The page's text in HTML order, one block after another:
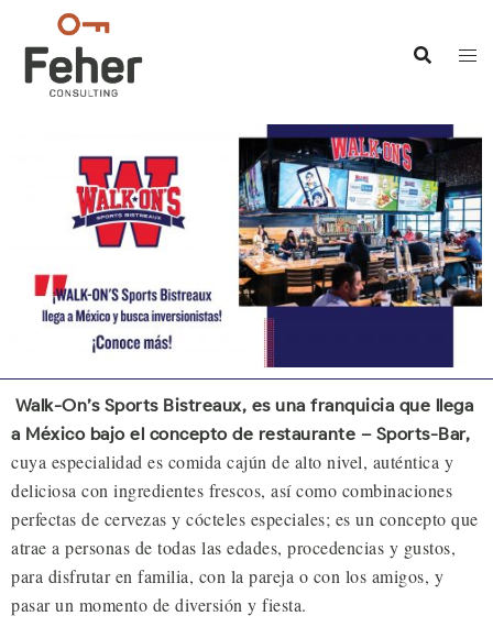
Walk-On’s Sports Bistreaux, es una franquicia que llega
a México bajo el concepto de restaurante – Sports-Bar,
cuya especialidad es comida cajún de alto nivel, auténtica y
deliciosa con ingredientes frescos, así como combinaciones
perfectas de cervezas y cócteles especiales; es un concepto que
atrae a personas de todas las edades, procedencias y gustos,
para disfrutar en familia, con la pareja o con los amigos, y
pasar un momento de diversión y fiesta.